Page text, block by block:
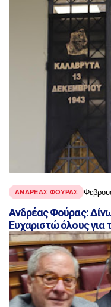
ΑΝΔΡΕΑΣ ΦΟΥΡΑΣ
Ανδρέας Φούρας:
Ευχαριστώ όλους για